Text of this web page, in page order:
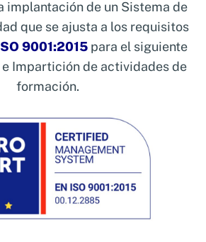
implantación de un Sistema de
que se ajusta a los requisitos
9001:2015 para el siguiente
e Impartición de actividades de
formación.